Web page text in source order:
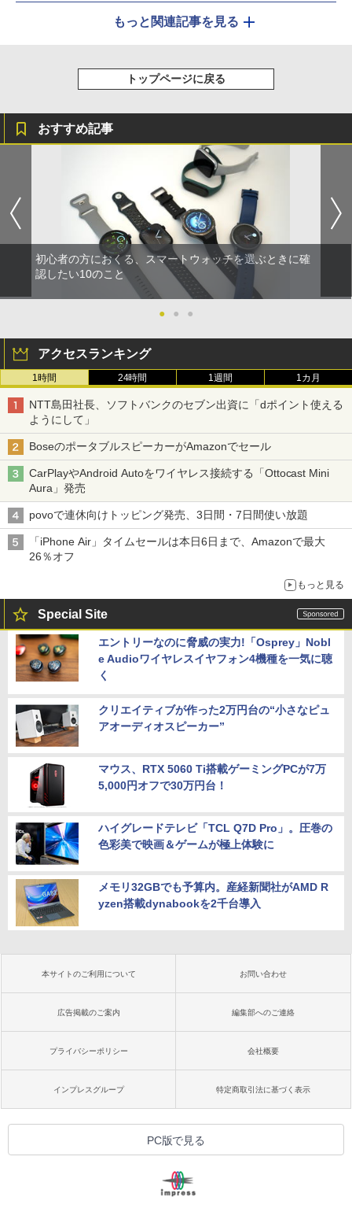
もっと関連記事を見る
トップページに戻る
おすすめ記事
初心者の方におくる、スマートウォッチを選ぶときに確
認したい10のこと
● ● ●
アクセスランキング
1時間 24時間 1週間 1カ月
NTT島田社長、ソフトバンクのセブン出資に「dポイント使える
ようにして」
BoseのポータブルスピーカーがAmazonでセール
CarPlayやAndroid Autoをワイヤレス接続する「Ottocast Mini
Aura」発売
povoで連休向けトッピング発売、3日間・7日間使い放題
「iPhone Air」タイムセールは本日6日まで、Amazonで最大
26％オフ
もっと見る
Special Site
エントリーなのに脅威の実力!「Osprey」Nobl
e Audioワイヤレスイヤフォン4機種を一気に聴
く
クリエイティブが作った2万円台の“小さなピュ
アオーディオスピーカー”
マウス、RTX 5060 Ti搭載ゲーミングPCが7万
5,000円オフで30万円台！
ハイグレードテレビ「TCL Q7D Pro」。圧巻の
色彩美で映画＆ゲームが極上体験に
メモリ32GBでも予算内。産経新聞社がAMD R
yzen搭載dynabookを2千台導入
本サイトのご利用について お問い合わせ
広告掲載のご案内 編集部へのご連絡
プライバシーポリシー 会社概要
インプレスグループ 特定商取引法に基づく表示
PC版で見る